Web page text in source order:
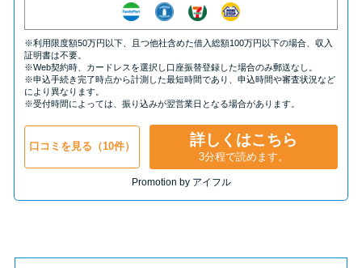
※利用限度額50万円以下、且つ他社含めた借入総額100万円以下の場合、収入
証明書は不要。
※Web契約時、カードレスを選択し口座振替登録した場合のみ郵送なし。
※申込手続き完了時点から計測した最短時間であり、申込時間や審査状況など
により異なります。
※受付時間によっては、振り込みが翌営業日となる場合があります。
口コミを見る（10件） 詳しくはこちら
3分程で読めます。
Promotion by アイフル